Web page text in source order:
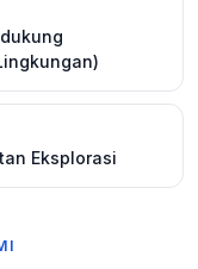
Eksplorasi